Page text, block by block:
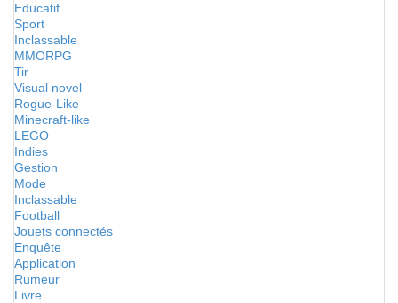
Educatif
Sport
Inclassable
MMORPG
Tir
Visual novel
Rogue-Like
Minecraft-like
LEGO
Indies
Gestion
Mode
Inclassable
Football
Jouets connectés
Enquête
Application
Rumeur
Livre